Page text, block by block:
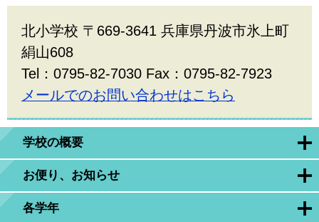
学校の概要
お便り、お知らせ
各学年
北小学校 〒669-3641 兵庫県丹波市氷上町
絹山608
Tel：0795-82-7030 Fax：0795-82-7923
メールでのお問い合わせはこちら